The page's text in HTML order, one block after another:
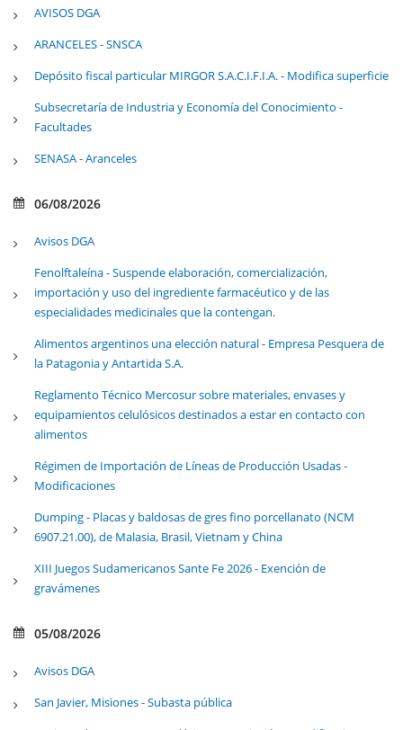
AVISOS DGA
ARANCELES - SNSCA
Depósito fiscal particular MIRGOR S.A.C.I.F.I.A. - Modifica superficie
Subsecretaría de Industria y Economía del Conocimiento -
Facultades
SENASA - Aranceles
06/08/2026
Avisos DGA
Fenolftaleína - Suspende elaboración, comercialización,
importación y uso del ingrediente farmacéutico y de las
especialidades medicinales que la contengan.
Alimentos argentinos una elección natural - Empresa Pesquera de
la Patagonia y Antartida S.A.
Reglamento Técnico Mercosur sobre materiales, envases y
equipamientos celulósicos destinados a estar en contacto con
alimentos
Régimen de Importación de Líneas de Producción Usadas -
Modificaciones
Dumping - Placas y baldosas de gres fino porcellanato (NCM
6907.21.00), de Malasia, Brasil, Vietnam y China
XIII Juegos Sudamericanos Sante Fe 2026 - Exención de
gravámenes
05/08/2026
Avisos DGA
San Javier, Misiones - Subasta pública